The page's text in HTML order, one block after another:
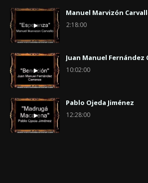
Manuel Marvizón
2:18:00
Juan Manuel Fernández
10:02:00
Pablo Ojeda Jiménez
12:28:00